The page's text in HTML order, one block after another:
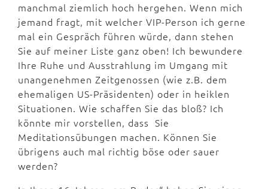
manchmal ziemlich hoch hergehen. Wenn mich
jemand fragt, mit welcher VIP-Person ich gerne
mal ein Gespräch führen würde, dann stehen
Sie auf meiner Liste ganz oben! Ich bewundere
Ihre Ruhe und Ausstrahlung im Umgang mit
unangenehmen Zeitgenossen (wie z.B. dem
ehemaligen US-Präsidenten) oder in heiklen
Situationen. Wie schaffen Sie das bloß? Ich
könnte mir vorstellen, dass Sie
Meditationsübungen machen. Können Sie
übrigens auch mal richtig böse oder sauer
werden?